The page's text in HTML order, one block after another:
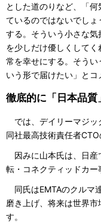
とした道のりなど、「
ているのではないでし
する。そういう小さな
を少しだけ優しくして
常を幸せにする。そう
いう形で届けたい」とコ
徹底的に「日本品質
では、デイリーマジッ
同社最高技術責任者
因みに山本氏は、日産
転・コネクティッドカー
同氏はEMTAのクルマ
磨き上げ、将来は世界
す。